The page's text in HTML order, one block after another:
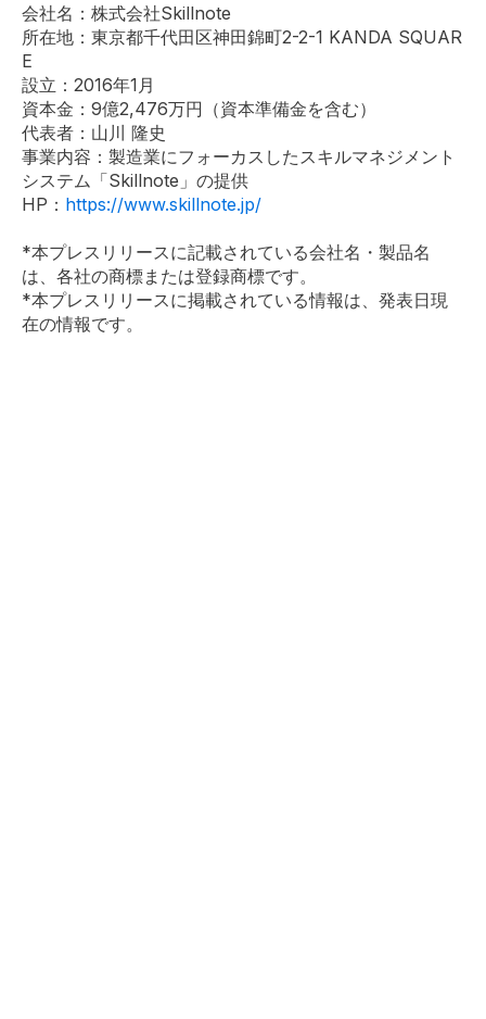
会社名：株式会社Skillnote
所在地：東京都千代田区神田錦町2-2-1 KANDA SQUAR
E
設立：2016年1月
資本金：9億2,476万円（資本準備金を含む）
代表者：山川 隆史
事業内容：製造業にフォーカスしたスキルマネジメント
システム「Skillnote」の提供
HP： https://www.skillnote.jp/
*本プレスリリースに記載されている会社名・製品名
は、各社の商標または登録商標です。
*本プレスリリースに掲載されている情報は、発表日現
在の情報です。